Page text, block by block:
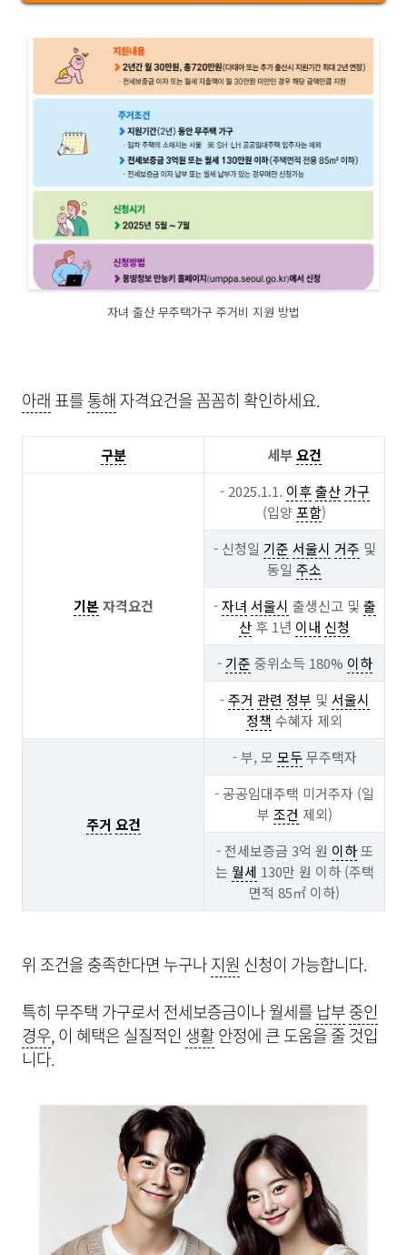
자녀 출산 무주택가구 주거비 지원 방법
아래 표를통해 자격요건을 꼼꼼히 확인하세요.
구분 세부요건
기본자격요건
- 2025.1.1. 이후 출산 가구
(입양포함)
- 신청일 기준 서울시 거주 및
동일 주소
-자녀 서울시 출생신고 및 출
산 후 1년 이내 신청
-기준 중위소득 180% 이하
-주거 관련 정부 및 서울시
정책 수혜자 제외
주거 요건
- 부, 모 모두무주택자
- 공공임대주택 미거주자 (일
부 조건 제외)
- 전세보증금 3억 원 이하또
는 월세 130만 원 이하 (주택
면적 85㎡ 이하)
위 조건을 충족한다면 누구나지원 신청이 가능합니다.
특히 무주택 가구로서 전세보증금이나 월세를납부중인
경우, 이 혜택은 실질적인 생활안정에 큰 도움을 줄 것입
니다.